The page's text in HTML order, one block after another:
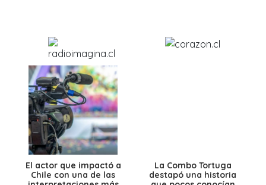
El actor que impactó a
Chile con una de las
La Combo Tortuga
destapó una historia